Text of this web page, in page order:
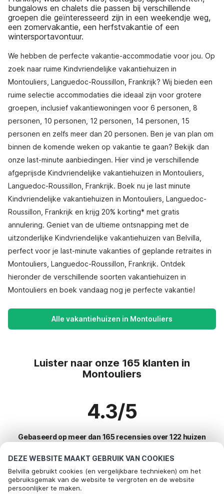
DEZE WEBSITE MAAKT GEBRUIK VAN COOKIES
Belvilla gebruikt cookies (en vergelijkbare technieken) om het
gebruiksgemak van de website te vergroten en de website
persoonlijker te maken.
bungalows en chalets die passen bij verschillende
groepen die geïnteresseerd zijn in een weekendje weg,
een zomervakantie, een herfstvakantie of een
wintersportavontuur.
We hebben de perfecte vakantie-accommodatie voor jou. Op
zoek naar ruime Kindvriendelijke vakantiehuizen in
Montouliers, Languedoc-Roussillon, Frankrijk? Wij bieden een
ruime selectie accommodaties die ideaal zijn voor grotere
groepen, inclusief vakantiewoningen voor 6 personen, 8
personen, 10 personen, 12 personen, 14 personen, 15
personen en zelfs meer dan 20 personen. Ben je van plan om
binnen de komende weken op vakantie te gaan? Bekijk dan
onze last-minute aanbiedingen. Hier vind je verschillende
afgeprijsde Kindvriendelijke vakantiehuizen in Montouliers,
Languedoc-Roussillon, Frankrijk. Boek nu je last minute
Kindvriendelijke vakantiehuizen in Montouliers, Languedoc-
Roussillon, Frankrijk en krijg 20% korting* met gratis
annulering. Geniet van de ultieme ontsnapping met de
uitzonderlijke Kindvriendelijke vakantiehuizen van Belvilla,
perfect voor je last-minute vakanties of geplande retraites in
Montouliers, Languedoc-Roussillon, Frankrijk. Ontdek
hieronder de verschillende soorten vakantiehuizen in
Montouliers en boek vandaag nog je perfecte vakantie!
Alle vakantiehuizen in Montouliers
Luister naar onze 165 klanten in
Montouliers
4.3/5
Gebaseerd op meer dan 165 recensies over 122 huizen
Meest populaire bestemmingen voor
vakantie